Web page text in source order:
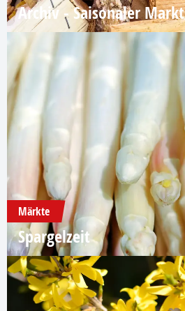
Archiv - Saisonaler Markt
Märkte
Spargelzeit